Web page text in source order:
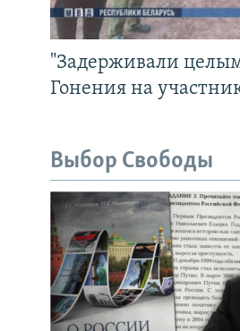
"Задерживали
Гонения на
Выбор Свободы